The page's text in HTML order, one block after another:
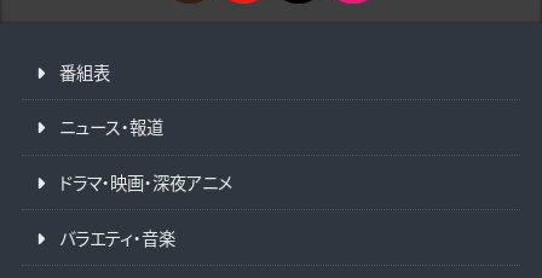
番組表
ニュース・報道
ドラマ・映画・深夜アニメ
バラエティ・音楽